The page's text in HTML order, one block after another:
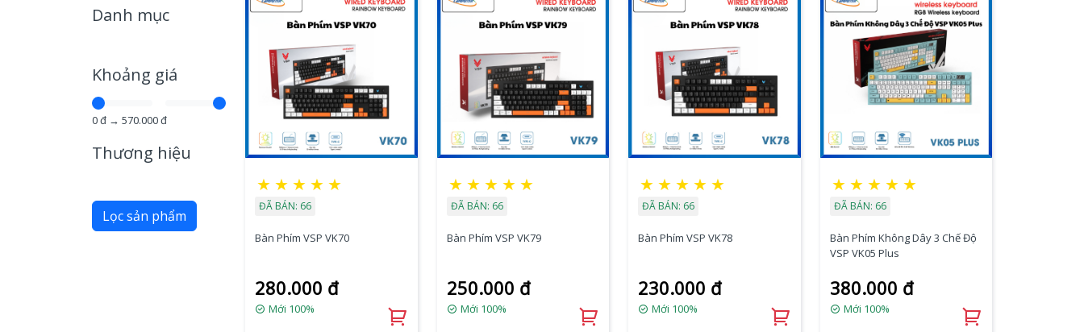
Danh mục
Khoảng giá
0đ → 570.000đ
Thương hiệu
Lọc sản phẩm
★ ★ ★ ★ ★
ĐÃ BÁN: 66
Bàn Phím VSP VK70
280.000 đ
Mới 100%
★ ★ ★ ★ ★
ĐÃ BÁN: 66
Bàn Phím VSP VK79
250.000 đ
Mới 100%
★ ★ ★ ★ ★
ĐÃ BÁN: 66
Bàn Phím VSP VK78
230.000 đ
Mới 100%
★ ★ ★ ★ ★
ĐÃ BÁN: 66
Bàn Phím Không Dây 3 Chế Độ
VSP VK05 Plus
380.000 đ
Mới 100%